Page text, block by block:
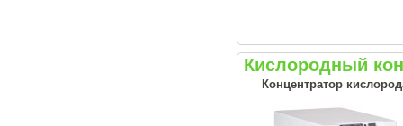
Кислородный
Концентратор